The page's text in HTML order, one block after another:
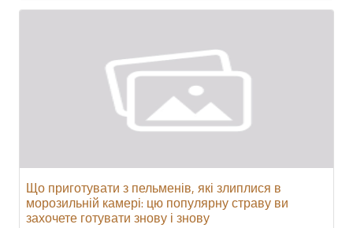
Що приготувати з пельменів, які злиплися в
морозильній камері: цю популярну страву ви
захочете готувати знову і знову